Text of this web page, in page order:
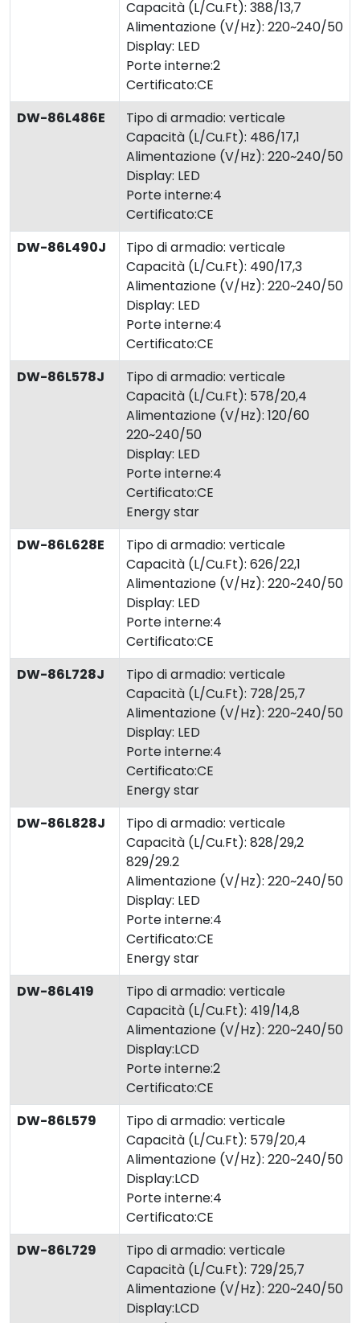
Capacità (L/Cu.Ft): 388/13,7
Alimentazione (V/Hz): 220~240/50
Display: LED
Porte interne:2
Certificato:CE
DW-86L486E
Tipo di armadio: verticale
Capacità (L/Cu.Ft): 486/17,1
Alimentazione (V/Hz): 220~240/50
Display: LED
Porte interne:4
Certificato:CE
DW-86L490J
Tipo di armadio: verticale
Capacità (L/Cu.Ft): 490/17,3
Alimentazione (V/Hz): 220~240/50
Display: LED
Porte interne:4
Certificato:CE
DW-86L578J
Tipo di armadio: verticale
Capacità (L/Cu.Ft): 578/20,4
Alimentazione (V/Hz): 120/60
220~240/50
Display: LED
Porte interne:4
Certificato:CE
Energy star
DW-86L628E
Tipo di armadio: verticale
Capacità (L/Cu.Ft): 626/22,1
Alimentazione (V/Hz): 220~240/50
Display: LED
Porte interne:4
Certificato:CE
DW-86L728J
Tipo di armadio: verticale
Capacità (L/Cu.Ft): 728/25,7
Alimentazione (V/Hz): 220~240/50
Display: LED
Porte interne:4
Certificato:CE
Energy star
DW-86L828J
Tipo di armadio: verticale
Capacità (L/Cu.Ft): 828/29,2
829/29.2
Alimentazione (V/Hz): 220~240/50
Display: LED
Porte interne:4
Certificato:CE
Energy star
DW-86L419
Tipo di armadio: verticale
Capacità (L/Cu.Ft): 419/14,8
Alimentazione (V/Hz): 220~240/50
Display:LCD
Porte interne:2
Certificato:CE
DW-86L579
Tipo di armadio: verticale
Capacità (L/Cu.Ft): 579/20,4
Alimentazione (V/Hz): 220~240/50
Display:LCD
Porte interne:4
Certificato:CE
DW-86L729
Tipo di armadio: verticale
Capacità (L/Cu.Ft): 729/25,7
Alimentazione (V/Hz): 220~240/50
Display:LCD